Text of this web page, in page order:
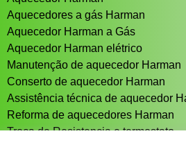
Aquecedores a gás Harman
Aquecedor Harman a Gás
Aquecedor Harman elétrico
Manutenção de aquecedor Harman
Conserto de aquecedor Harman
Assistência técnica de aquecedor
Reforma de aquecedores Harman
Troca de Resistencia e termostato